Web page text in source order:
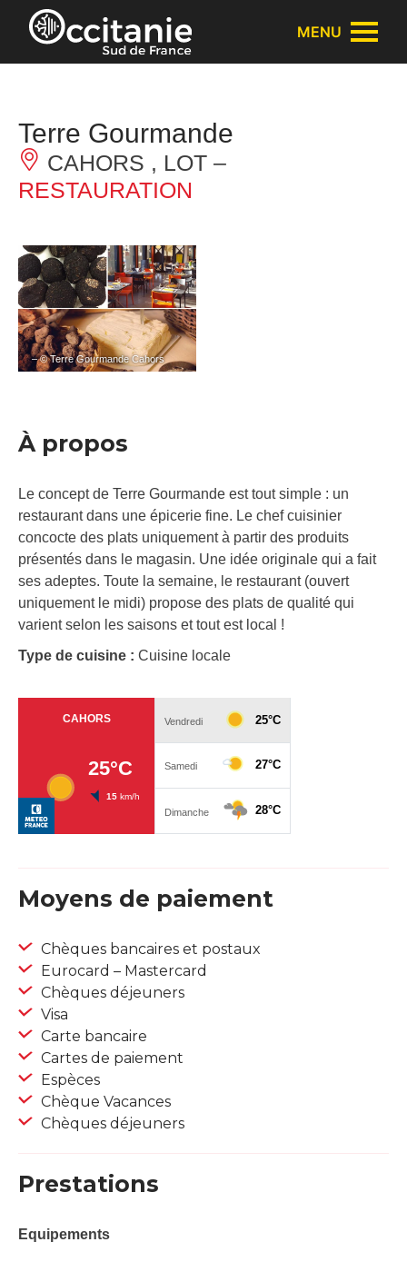
Panneau de gestion des cookies
MENU
Terre Gourmande
CAHORS , LOT –
RESTAURATION
– © Terre Gourmande Cahors
À propos
Le concept de Terre Gourmande est tout simple : un
restaurant dans une épicerie fine. Le chef cuisinier
concocte des plats uniquement à partir des produits
présentés dans le magasin. Une idée originale qui a fait
ses adeptes. Toute la semaine, le restaurant (ouvert
uniquement le midi) propose des plats de qualité qui
varient selon les saisons et tout est local !
Type de cuisine : Cuisine locale
Moyens de paiement
Chèques bancaires et postaux
Eurocard – Mastercard
Chèques déjeuners
Visa
Carte bancaire
Cartes de paiement
Espèces
Chèque Vacances
Chèques déjeuners
Prestations
Equipements